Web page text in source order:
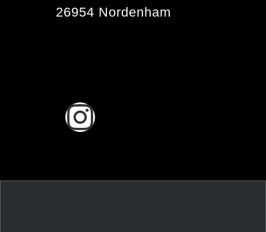
26954 Nordenham